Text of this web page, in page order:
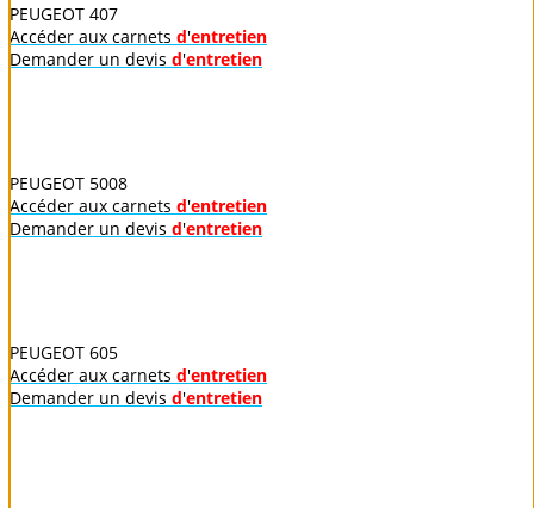
PEUGEOT 407
Accéder aux carnets d'entretien
Demander un devis d'entretien
PEUGEOT 5008
Accéder aux carnets d'entretien
Demander un devis d'entretien
PEUGEOT 605
Accéder aux carnets d'entretien
Demander un devis d'entretien